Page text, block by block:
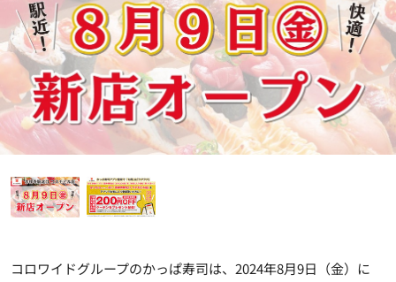
コロワイドグループのかっぱ寿司は、 2024年8月9日（金）に